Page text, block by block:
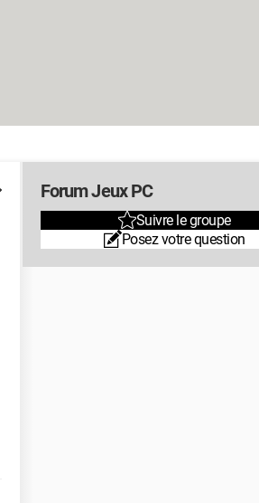
Forum Jeux PC
Suivre le groupe
Posez votre question